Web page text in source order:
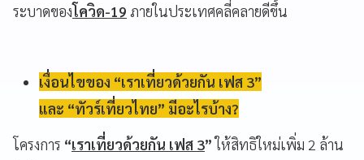
ระบาดของโควิด-19 ภายในประเทศคลี่คลายดีขึ้น
เงื่อนไขของ “เราเที่ยวด้วยกัน เฟส 3”
และ “ทัวร์เที่ยวไทย” มีอะไรบ้าง?
โครงการ “เราเที่ยวด้วยกัน เฟส 3”ให้สิทธิใหม่เพิ่ม 2 ล้าน